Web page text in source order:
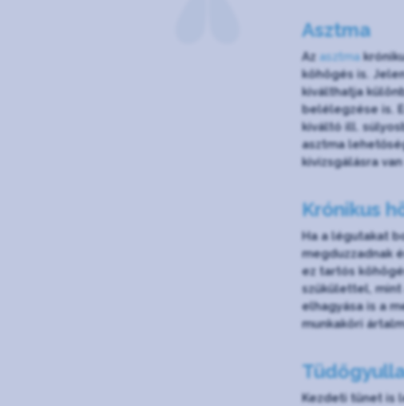
Asztma
Az asztma
köhögés is.
kiválthatja
belélegzése is.
kiváltó ill.
asztma
kivizsgálásra
Krónikus
Ha a légutakat
megduzzadnak
ez tartós
szűkülettel, mint
elhagyása is a
munkaköri
Kezdeti tünet is